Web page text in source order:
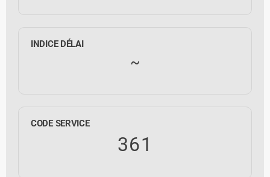
INDICE DÉLAI
~
CODE SERVICE
361